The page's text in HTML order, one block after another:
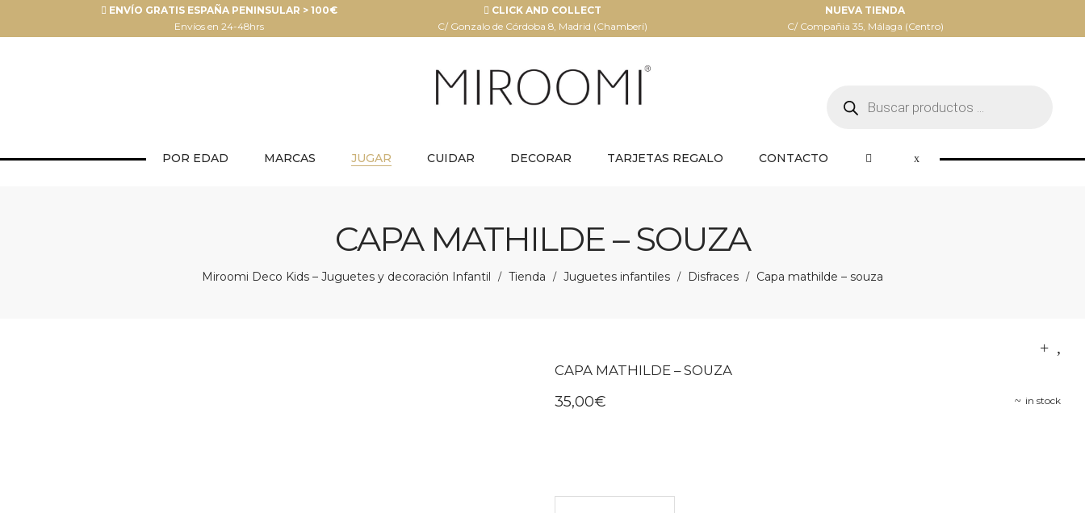
ENVÍO GRATIS ESPAÑA PENINSULAR > 100€
Envíos en 24-48hrs
CLICK AND COLLECT
C/ Gonzalo de Córdoba 8, Madrid (Chamberí)
NUEVA TIENDA
C/ Compañia 35, Málaga (Centro)
productos
POR EDAD MARCAS JUGAR CUIDAR DECORAR TARJETAS REGALO CONTACTO
CAPA MATHILDE – SOUZA
Miroomi Deco Kids – Juguetes y decoración Infantil / Tienda / Juguetes infantiles / Disfraces / Capa mathilde – souza
CAPA MATHILDE – SOUZA
in stock
35,00€